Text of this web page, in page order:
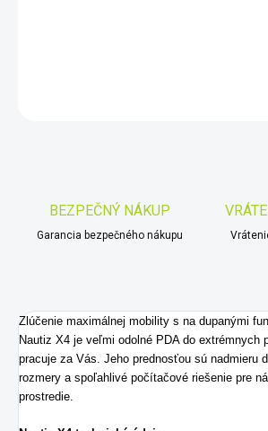
BEZPEČNÝ NÁKUP
Garancia bezpečného nákupu
Zlúčenie maximálnej mobility s na dupanými
Nautiz X4 je veľmi odolné PDA do extrémnych
pracuje za Vás. Jeho prednosťou sú nadmieru
rozmery a spoľahlivé počítačové riešenie pre
prostredie.